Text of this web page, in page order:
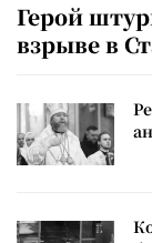
Герой
взрыве в